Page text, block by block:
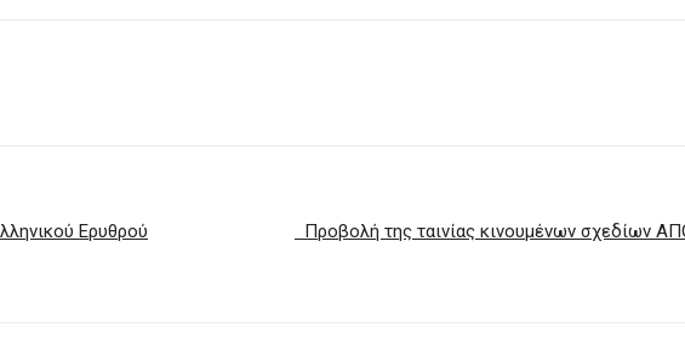
Ερυθρού
Προβολή της ταινίας κινουμένων σχεδίων